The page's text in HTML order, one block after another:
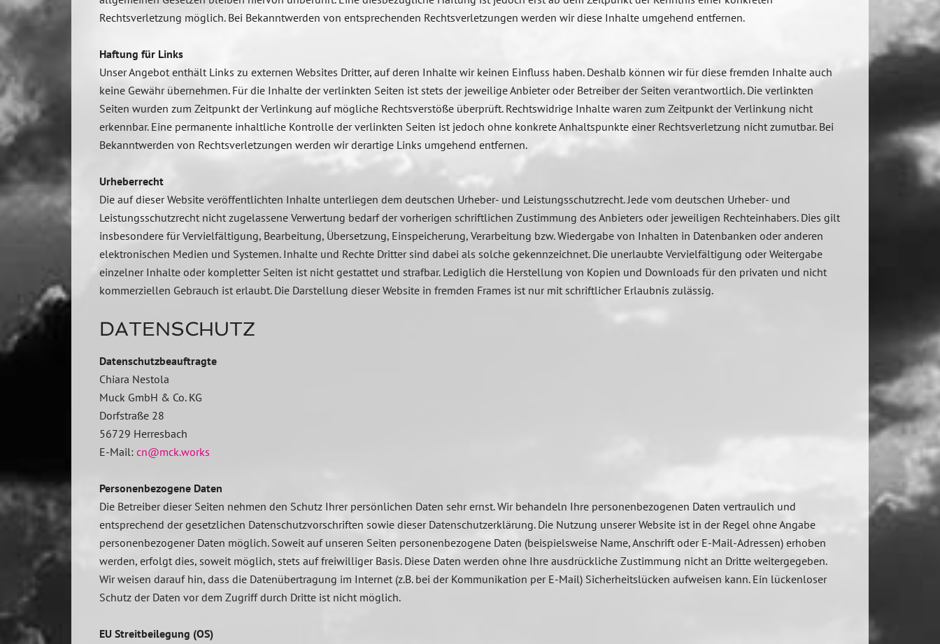
Rechtsverletzung möglich. Bei Bekanntwerden von entsprechenden Rechtsverletzungen werden wir diese Inhalte umgehend entfernen.
Haftung für Links
Unser Angebot enthält Links zu externen Websites Dritter, auf deren Inhalte wir keinen Einfluss haben. Deshalb können wir für diese fremden Inhalte auch
keine Gewähr übernehmen. Für die Inhalte der verlinkten Seiten ist stets der jeweilige Anbieter oder Betreiber der Seiten verantwortlich. Die verlinkten
Seiten wurden zum Zeitpunkt der Verlinkung auf mögliche Rechtsverstöße überprüft. Rechtswidrige Inhalte waren zum Zeitpunkt der Verlinkung nicht
erkennbar. Eine permanente inhaltliche Kontrolle der verlinkten Seiten ist jedoch ohne konkrete Anhaltspunkte einer Rechtsverletzung nicht zumutbar. Bei
Bekanntwerden von Rechtsverletzungen werden wir derartige Links umgehend entfernen.
Urheberrecht
Die auf dieser Website veröffentlichten Inhalte unterliegen dem deutschen Urheber- und Leistungsschutzrecht. Jede vom deutschen Urheber- und
Leistungsschutzrecht nicht zugelassene Verwertung bedarf der vorherigen schriftlichen Zustimmung des Anbieters oder jeweiligen Rechteinhabers. Dies gilt
insbesondere für Vervielfältigung, Bearbeitung, Übersetzung, Einspeicherung, Verarbeitung bzw. Wiedergabe von Inhalten in Datenbanken oder anderen
elektronischen Medien und Systemen. Inhalte und Rechte Dritter sind dabei als solche gekennzeichnet. Die unerlaubte Vervielfältigung oder Weitergabe
einzelner Inhalte oder kompletter Seiten ist nicht gestattet und strafbar. Lediglich die Herstellung von Kopien und Downloads für den privaten und nicht
kommerziellen Gebrauch ist erlaubt. Die Darstellung dieser Website in fremden Frames ist nur mit schriftlicher Erlaubnis zulässig.
DATENSCHUTZ
Datenschutzbeauftragte
Chiara Nestola
Muck GmbH & Co. KG
Dorfstraße 28
56729 Herresbach
E-Mail: cn@mck.works
Personenbezogene Daten
Die Betreiber dieser Seiten nehmen den Schutz Ihrer persönlichen Daten sehr ernst. Wir behandeln Ihre personenbezogenen Daten vertraulich und
entsprechend der gesetzlichen Datenschutzvorschriften sowie dieser Datenschutzerklärung. Die Nutzung unserer Website ist in der Regel ohne Angabe
personenbezogener Daten möglich. Soweit auf unseren Seiten personenbezogene Daten (beispielsweise Name, Anschrift oder E-Mail-Adressen) erhoben
werden, erfolgt dies, soweit möglich, stets auf freiwilliger Basis. Diese Daten werden ohne Ihre ausdrückliche Zustimmung nicht an Dritte weitergegeben.
Wir weisen darauf hin, dass die Datenübertragung im Internet (z.B. bei der Kommunikation per E-Mail) Sicherheitslücken aufweisen kann. Ein lückenloser
Schutz der Daten vor dem Zugriff durch Dritte ist nicht möglich.
EU Streitbeilegung (OS)